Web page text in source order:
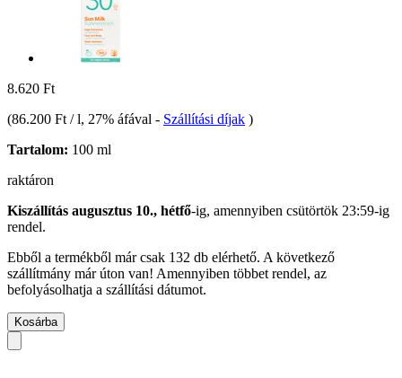
8.620 Ft
(86.200 Ft / l, 27% áfával - Szállítási díjak )
Tartalom: 100 ml
raktáron
Kiszállítás augusztus 10., hétfő-ig, amennyiben csütörtök 23:59-ig
rendel.
Ebből a termékből már csak 132 db elérhető. A következő
szállítmány már úton van! Amennyiben többet rendel, az
befolyásolhatja a szállítási dátumot.
Kosárba